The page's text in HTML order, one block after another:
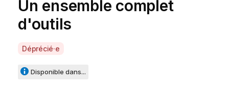
Un ensemble complet
d'outils
A
a
Déprécié·e
Disponible dans...